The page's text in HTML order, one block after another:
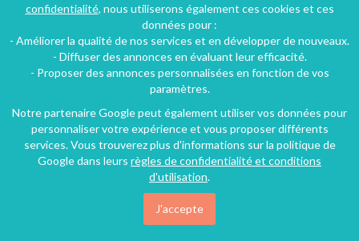
Location chalet duplex 12 places 3 * à Serre chevalier
Serre Chevalier (6 km), Hautes-Alpes, Provence-Alpes-Côte d'Azur, France
Chalet
4 chambres 12 personnes
confidentialité, nous utiliserons également ces cookies et ces
données pour :
- Améliorer la qualité de nos services et en développer de nouveaux.
- Diffuser des annonces en évaluant leur efficacité.
- Proposer des annonces personnalisées en fonction de vos
paramètres.
Notre partenaire Google peut également utiliser vos données pour
personnaliser votre expérience et vous proposer différents
services. Vous trouverez plus d'informations sur la politique de
Google dans leurs règles de confidentialité et conditions
d'utilisation.
J'accepte